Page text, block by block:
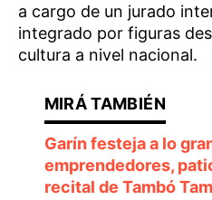
a cargo de un jurado
integrado por figuras
cultura a nivel nacional.
Garín festeja a lo
emprendedores,
recital de Tambó